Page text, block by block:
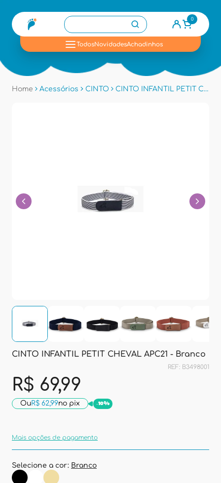
0
TodosNovidadesAchadinhos
Home Acessórios CINTO CINTO INFANTIL PETIT CHEVAL APC21 - Branco
CINTO INFANTIL PETIT CHEVAL APC21 - Branco
REF: B3498001
R$ 69,99
OuR$ 62,99no pix -10%
Mais opções de pagamento
Selecione a cor: Branco